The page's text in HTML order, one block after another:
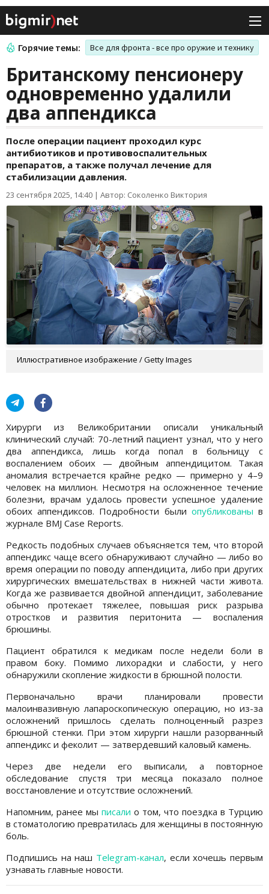
Горячие темы: Все для фронта - все про оружие и технику
Британскому пенсионеру
одновременно удалили
два аппендикса
После операции пациент проходил курс
антибиотиков и противовоспалительных
препаратов, а также получал лечение для
стабилизации давления.
23 сентября 2025, 14:40 | Автор: Соколенко Виктория
Иллюстративное изображение / Getty Images
Хирурги из Великобритании описали уникальный
клинический случай: 70-летний пациент узнал, что у него
два аппендикса, лишь когда попал в больницу с
воспалением обоих — двойным аппендицитом. Такая
аномалия встречается крайне редко — примерно у 4–9
человек на миллион. Несмотря на осложненное течение
болезни, врачам удалось провести успешное удаление
обоих аппендиксов. Подробности были опубликованы в
журнале BMJ Case Reports.
Редкость подобных случаев объясняется тем, что второй
аппендикс чаще всего обнаруживают случайно — либо во
время операции по поводу аппендицита, либо при других
хирургических вмешательствах в нижней части живота.
Когда же развивается двойной аппендицит, заболевание
обычно протекает тяжелее, повышая риск разрыва
отростков и развития перитонита — воспаления
брюшины.
Пациент обратился к медикам после недели боли в
правом боку. Помимо лихорадки и слабости, у него
обнаружили скопление жидкости в брюшной полости.
Первоначально врачи планировали провести
малоинвазивную лапароскопическую операцию, но из-за
осложнений пришлось сделать полноценный разрез
брюшной стенки. При этом хирурги нашли разорванный
аппендикс и феколит — затвердевший каловый камень.
Через две недели его выписали, а повторное
обследование спустя три месяца показало полное
восстановление и отсутствие осложнений.
Напомним, ранее мы писали о том, что поездка в Турцию
в стоматологию превратилась для женщины в постоянную
боль.
Подпишись на наш Telegram-канал, если хочешь первым
узнавать главные новости.